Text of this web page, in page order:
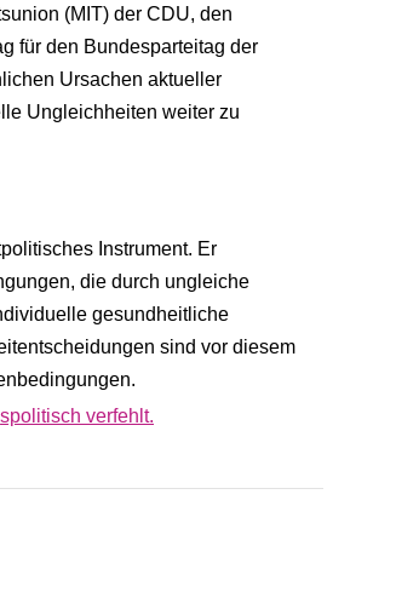
(MIT) der CDU, den
für den Bundesparteitag der
Ursachen aktueller
Ungleichheiten weiter zu
Instrument. Er
die durch ungleiche
gesundheitliche
sind vor diesem
verfehlt.